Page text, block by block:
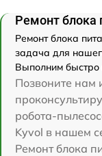
Ремонт блока
Ремонт блока
задача для
Выполним быстро
Позвоните нам
робота-
Kyvol в нашем
Ремонт блока